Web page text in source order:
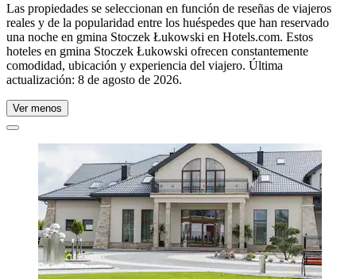
Las propiedades se seleccionan en función de reseñas de viajeros
reales y de la popularidad entre los huéspedes que han reservado
una noche en gmina Stoczek Łukowski en Hotels.com. Estos
hoteles en gmina Stoczek Łukowski ofrecen constantemente
comodidad, ubicación y experiencia del viajero. Última
actualización: 8 de agosto de 2026.
Ver menos